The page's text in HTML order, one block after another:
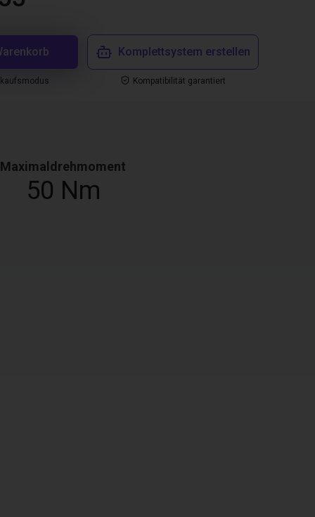
Komplettsystem erstellen
Kompatibilität garantiert
Maximaldrehmoment
50 Nm